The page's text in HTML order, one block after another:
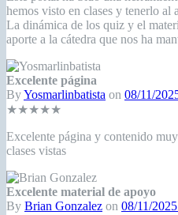
hemos visto en clases y tenerlo al
La dinámica de los quiz y el
aporte a la cátedra que nos ha
Excelente página
ByYosmarlinbatista on 08/11/
★★★★★
Excelente página y contenido
clases vistas
Excelente material de apoyo
By Brian Gonzalez on 08/11/